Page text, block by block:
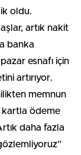
oldu.
artık nakit
banka
esnafı için
artırıyor.
memnun
kartla ödeme
daha fazla